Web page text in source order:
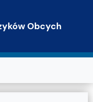
Obcych